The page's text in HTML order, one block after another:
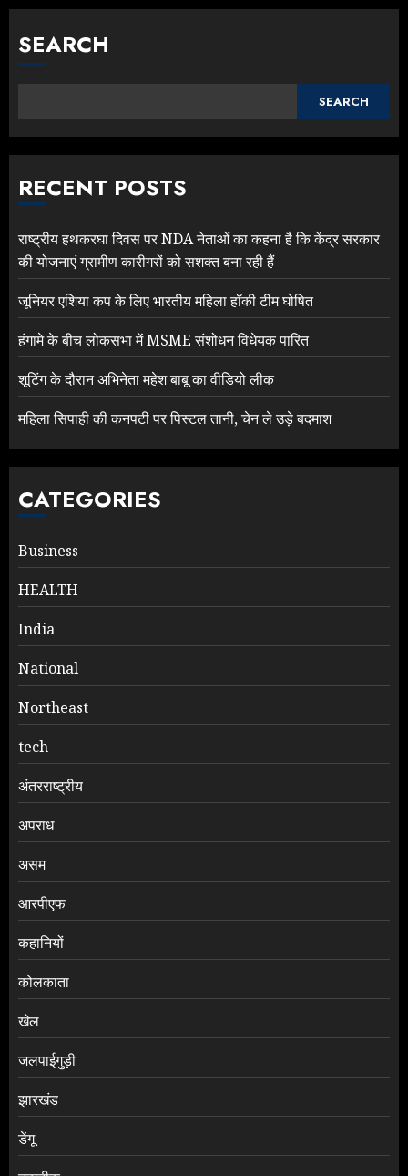
SEARCH
SEARCH
RECENT POSTS
राष्ट्रीय हथकरघा दिवस पर NDA नेताओं का कहना है कि केंद्र सरकार
की योजनाएं ग्रामीण कारीगरों को सशक्त बना रही हैं
जूनियर एशिया कप के लिए भारतीय महिला हॉकी टीम घोषित
हंगामे के बीच लोकसभा में MSME संशोधन विधेयक पारित
शूटिंग के दौरान अभिनेता महेश बाबू का वीडियो लीक
महिला सिपाही की कनपटी पर पिस्टल तानी, चेन ले उड़े बदमाश
CATEGORIES
Business
HEALTH
India
National
Northeast
tech
अंतरराष्ट्रीय
अपराध
असम
आरपीएफ
कहानियों
कोलकाता
खेल
जलपाईगुड़ी
झारखंड
डेंगू